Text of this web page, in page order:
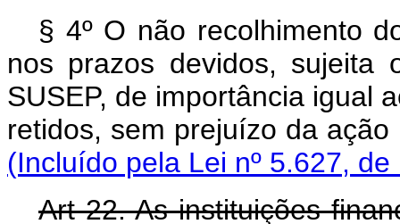
§ 4º O não recolhimento
nos prazos devidos, sujeita
SUSEP, de importância igual
retidos, sem prejuízo
(Incluído pela Lei nº 5.627, de
Art 22. As instituições